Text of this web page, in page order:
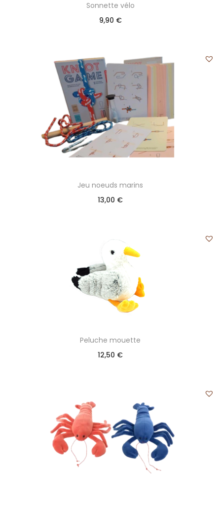
Sonnette vélo
9,90 €
Jeu noeuds marins
13,00 €
Peluche mouette
12,50 €